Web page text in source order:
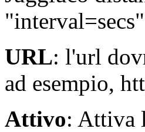
URL: l'url
ad esempio,
Attivo: Attiva